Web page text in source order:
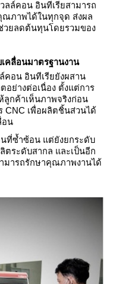
ลล์คอน อินทีเรียสามารถ
ณภาพได้ในทุกจุด ส่งผล
วยลดต้นทุนโดยรวมของ
คลื่อนมาตรฐานงาน
คอน อินทีเรียยังผสาน
อย่างต่อเนื่อง ตั้งแต่การ
ลูกค้าเห็นภาพจริงก่อน
CNC เพื่อผลิตชิ้นส่วนได้
อน
ที่ซ้ำซ้อน แต่ยังยกระดับ
ตระดับสากล และเป็นอีก
มารถรักษาคุณภาพงานได้